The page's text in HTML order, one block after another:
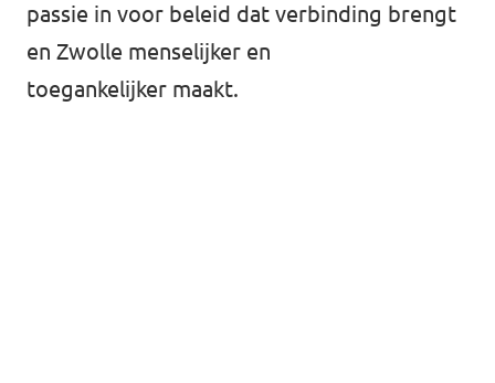
passie in voor beleid dat verbinding brengt
en Zwolle menselijker en
toegankelijker maakt.